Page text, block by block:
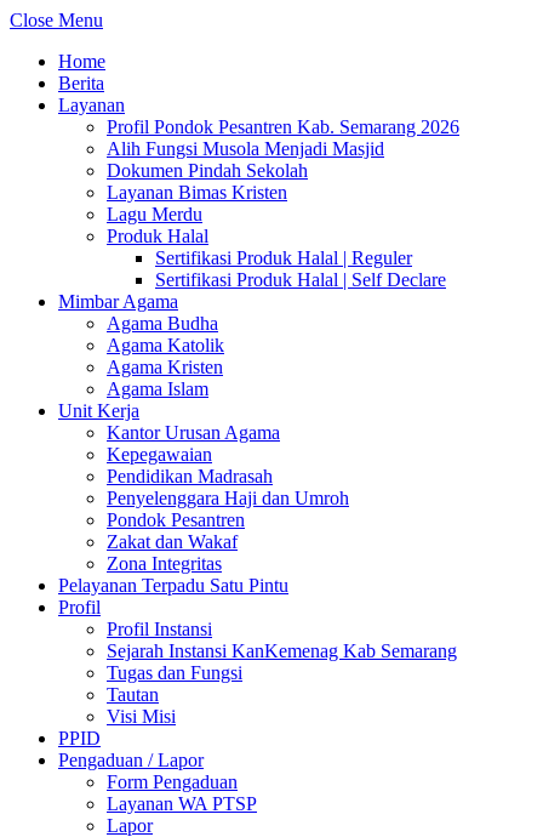
Close Menu
Home
Berita
Layanan
Profil Pondok Pesantren Kab. Semarang 2026
Alih Fungsi Musola Menjadi Masjid
Dokumen Pindah Sekolah
Layanan Bimas Kristen
Lagu Merdu
Produk Halal
Sertifikasi Produk Halal | Reguler
Sertifikasi Produk Halal | Self Declare
Mimbar Agama
Agama Budha
Agama Katolik
Agama Kristen
Agama Islam
Unit Kerja
Kantor Urusan Agama
Kepegawaian
Pendidikan Madrasah
Penyelenggara Haji dan Umroh
Pondok Pesantren
Zakat dan Wakaf
Zona Integritas
Pelayanan Terpadu Satu Pintu
Profil
Profil Instansi
Sejarah Instansi KanKemenag Kab Semarang
Tugas dan Fungsi
Tautan
Visi Misi
PPID
Pengaduan / Lapor
Form Pengaduan
Layanan WA PTSP
Lapor